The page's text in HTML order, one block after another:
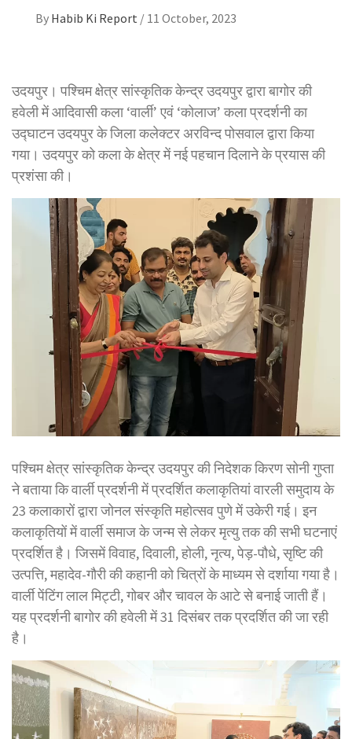
By Habib Ki Report / 11 October, 2023
उदयपुर। पश्चिम क्षेत्र सांस्कृतिक केन्द्र उदयपुर द्वारा बागोर की
हवेली में आदिवासी कला ‘वार्ली’ एवं ‘कोलाज’ कला प्रदर्शनी का
उद्घाटन उदयपुर के जिला कलेक्टर अरविन्द पोसवाल द्वारा किया
गया। उदयपुर को कला के क्षेत्र में नई पहचान दिलाने के प्रयास की
प्रशंसा की।
पश्चिम क्षेत्र सांस्कृतिक केन्द्र उदयपुर की निदेशक किरण सोनी गुप्ता
ने बताया कि वार्ली प्रदर्शनी में प्रदर्शित कलाकृतियां वारली समुदाय के
23 कलाकारों द्वारा जोनल संस्कृति महोत्सव पुणे में उकेरी गई। इन
कलाकृतियों में वार्ली समाज के जन्म से लेकर मृत्यु तक की सभी घटनाएं
प्रदर्शित है। जिसमें विवाह, दिवाली, होली, नृत्य, पेड़-पौधे, सृष्टि की
उत्पत्ति, महादेव-गौरी की कहानी को चित्रों के माध्यम से दर्शाया गया है।
वार्ली पेंटिंग लाल मिट्टी, गोबर और चावल के आटे से बनाई जाती हैं।
यह प्रदर्शनी बागोर की हवेली में 31 दिसंबर तक प्रदर्शित की जा रही
है।